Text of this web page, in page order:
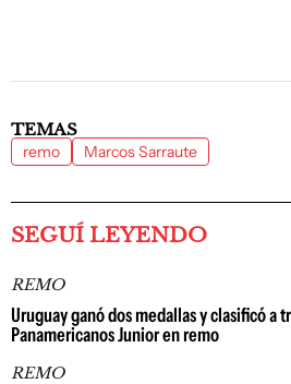
TEMAS
remo Marcos Sarraute
SEGUÍ LEYENDO
REMO
Uruguay ganó dos medallas y clasificó a
Panamericanos Junior en remo
REMO